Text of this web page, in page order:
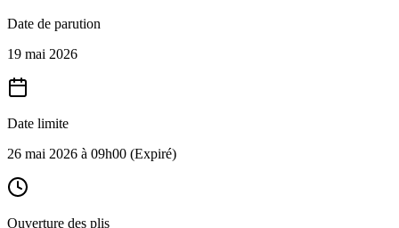
Date de parution
19 mai 2026
Date limite
26 mai 2026 à 09h00 (Expiré)
Ouverture des plis